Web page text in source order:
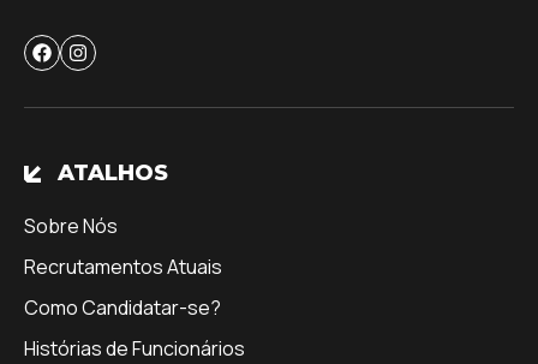
ATALHOS
Sobre Nós
Recrutamentos Atuais
Como Candidatar-se?
Histórias de Funcionários